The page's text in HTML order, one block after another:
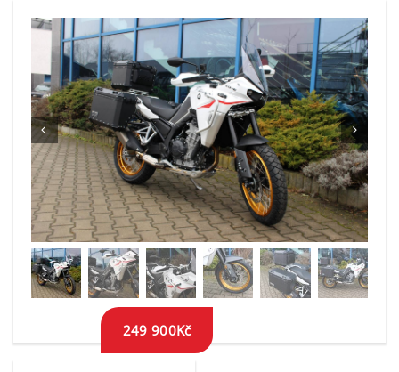
 
249 900Kč